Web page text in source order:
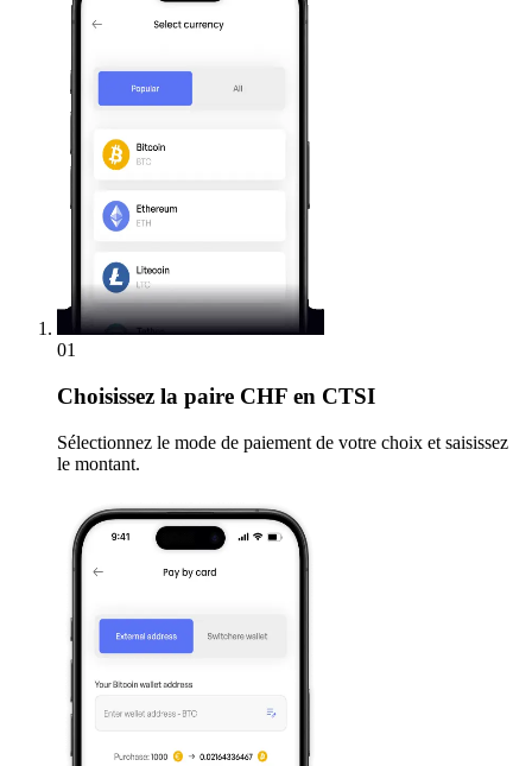
01
Choisissez la paire CHF en CTSI
Sélectionnez le mode de paiement de votre choix et saisissez
le montant.